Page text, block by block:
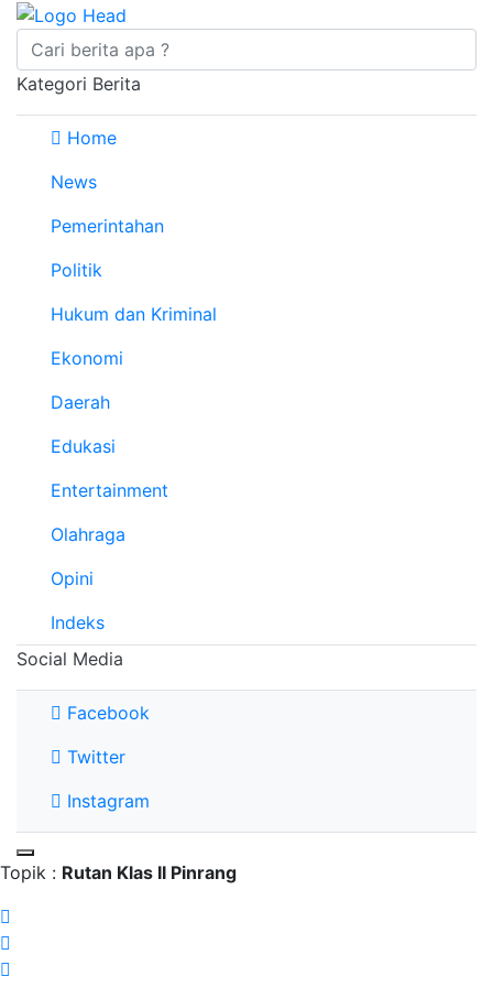
Kategori Berita
Home
News
Pemerintahan
Politik
Hukum dan Kriminal
Ekonomi
Daerah
Edukasi
Entertainment
Olahraga
Opini
Indeks
Social Media
Facebook
Twitter
Instagram
Topik : Rutan Klas II Pinrang